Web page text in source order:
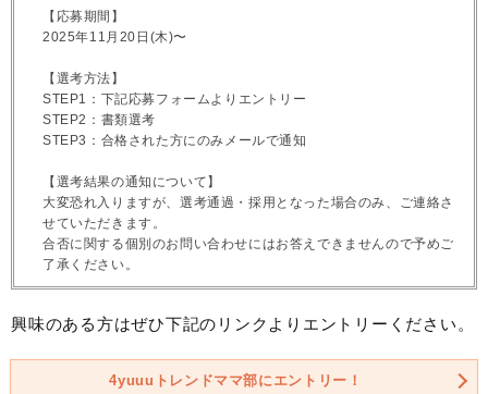
【応募期間】
2025年11月20日(木)〜
【選考方法】
STEP1：下記応募フォームよりエントリー
STEP2：書類選考
STEP3：合格された方にのみメールで通知
【選考結果の通知について】
大変恐れ入りますが、選考通過・採用となった場合のみ、ご連絡さ
せていただきます。
合否に関する個別のお問い合わせにはお答えできませんので予めご
了承ください。
興味のある方はぜひ下記のリンクよりエントリーください。
4yuuuトレンドママ部にエントリー！